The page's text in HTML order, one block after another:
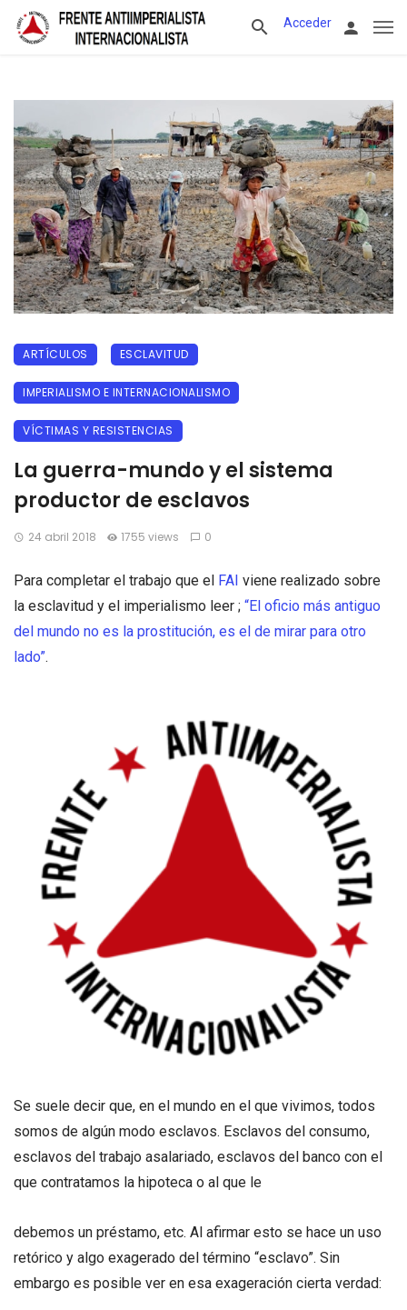
Acceder
ARTÍCULOS ESCLAVITUD
IMPERIALISMO E INTERNACIONALISMO
VÍCTIMAS Y RESISTENCIAS
La guerra-mundo y el sistema
productor de esclavos
24 abril 2018 1755 views 0
Para completar el trabajo que el FAI viene realizado sobre
la esclavitud y el imperialismo leer ; “El oficio más antiguo
del mundo no es la prostitución, es el de mirar para otro
lado”.
Se suele decir que, en el mundo en el que vivimos, todos
somos de algún modo esclavos. Esclavos del consumo,
esclavos del trabajo asalariado, esclavos del banco con el
que contratamos la hipoteca o al que le
debemos un préstamo, etc. Al afirmar esto se hace un uso
retórico y algo exagerado del término “esclavo”. Sin
embargo es posible ver en esa exageración cierta verdad: